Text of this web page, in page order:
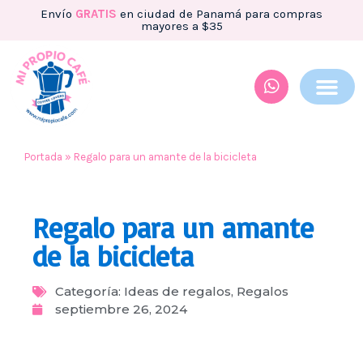
Envío GRATIS en ciudad de Panamá para compras
mayores a $35
Portada » Regalo para un amante de la bicicleta
Regalo para un amante
de la bicicleta
Categoría: Ideas de regalos, Regalos
septiembre 26, 2024